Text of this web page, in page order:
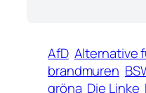
AfD Alternative
brandmuren
gröna Die Linke